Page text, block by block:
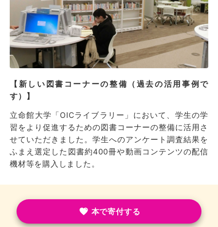
【新しい図書コーナーの整備（過去の活用事例で
す）】
立命館大学「OICライブラリー」において、学生の学
習をより促進するための図書コーナーの整備に活用さ
せていただきました。学生へのアンケート調査結果を
ふまえ選定した図書約400冊や動画コンテンツの配信
機材等を購入しました。
本で寄付する